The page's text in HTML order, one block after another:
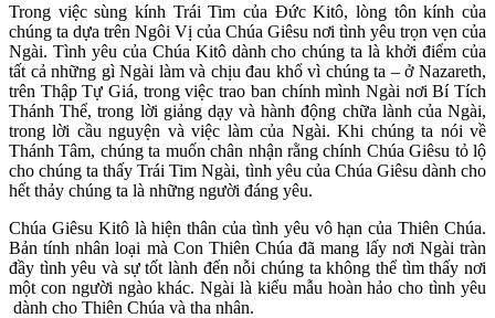
Trong việc sùng kính Trái Tim của Đức Kitô, lòng tôn kính của
chúng ta dựa trên Ngôi Vị của Chúa Giêsu nơi tình yêu trọn vẹn của
Ngài. Tình yêu của Chúa Kitô dành cho chúng ta là khởi điểm của
tất cả những gì Ngài làm và chịu đau khổ vì chúng ta – ở Nazareth,
trên Thập Tự Giá, trong việc trao ban chính mình Ngài nơi Bí Tích
Thánh Thể, trong lời giảng dạy và hành động chữa lành của Ngài,
trong lời cầu nguyện và việc làm của Ngài. Khi chúng ta nói về
Thánh Tâm, chúng ta muốn chân nhận rằng chính Chúa Giêsu tỏ lộ
cho chúng ta thấy Trái Tim Ngài, tình yêu của Chúa Giêsu dành cho
hết thảy chúng ta là những người đáng yêu.
Chúa Giêsu Kitô là hiện thân của tình yêu vô hạn của Thiên Chúa.
Bản tính nhân loại mà Con Thiên Chúa đã mang lấy nơi Ngài tràn
đầy tình yêu và sự tốt lành đến nỗi chúng ta không thể tìm thấy nơi
một con người ngào khác. Ngài là kiểu mẫu hoàn hảo cho tình yêu
dành cho Thiên Chúa và tha nhân.